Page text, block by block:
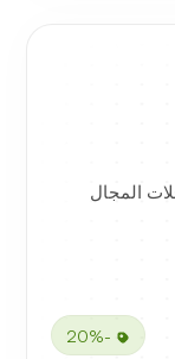
المجال
-20%